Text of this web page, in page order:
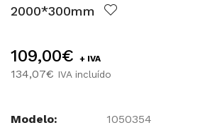
2000*300mm
109,00€ + IVA
134,07€ IVA incluído
Modelo:
1050354